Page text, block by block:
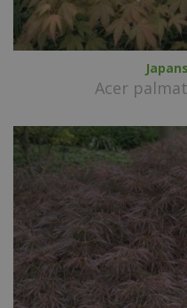
Acer